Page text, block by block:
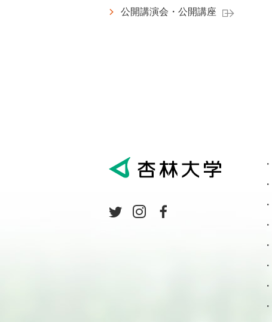
公開講演会・公開講座